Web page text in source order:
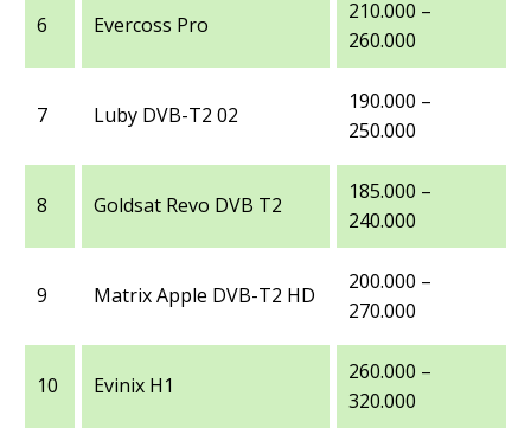
6 Evercoss Pro
210.000 –
260.000
7 Luby DVB-T2 02
190.000 –
250.000
8 Goldsat Revo DVB T2
185.000 –
240.000
9 Matrix Apple DVB-T2 HD
200.000 –
270.000
10 Evinix H1
260.000 –
320.000